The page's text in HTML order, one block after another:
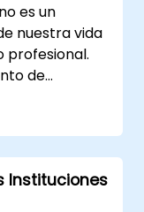
es un
nuestra vida
profesional.
de
de IA están
trabajamos,
Instituciones